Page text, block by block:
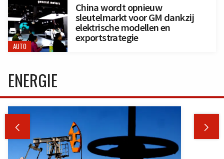
AUTO
China wordt opnieuw
sleutelmarkt voor GM dankzij
elektrische modellen en
exportstrategie
ENERGIE
 